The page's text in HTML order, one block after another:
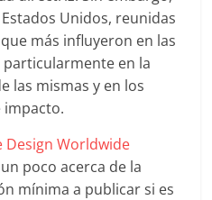
Unidos, reunidas
más influyeron en las
en la
las mismas y en los
impacto.
Design Worldwide
poco acerca de la
mínima a publicar si es